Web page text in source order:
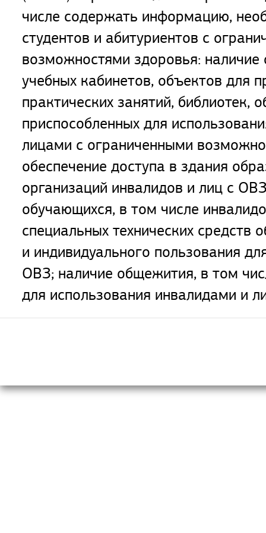
числе содержать информацию,
студентов и абитуриентов с
возможностями здоровья: наличие
учебных кабинетов, объектов для
практических занятий, библиотек,
приспособленных для
лицами с ограниченными
обеспечение доступа в здания
организаций инвалидов и лиц с
обучающихся, в том числе
специальных технических средств
и индивидуального пользования
ОВЗ; наличие общежития, в том
для использования инвалидами и